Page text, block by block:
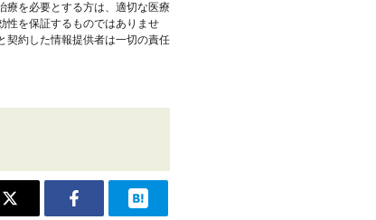
療を必要とする方は、適切な医療
性を保証するものではありませ
契約した情報提供者は一切の責任